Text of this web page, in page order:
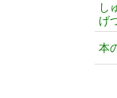
し
げ
本